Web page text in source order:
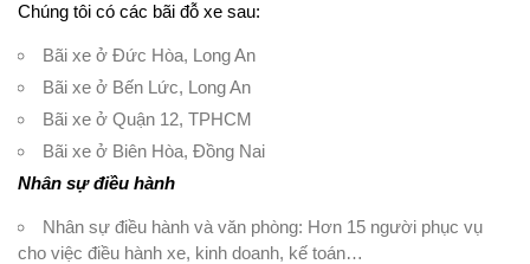
Chúng tôi có các bãi đỗ xe sau:
Bãi xe ở Đức Hòa, Long An
Bãi xe ở Bến Lức, Long An
Bãi xe ở Quận 12, TPHCM
Bãi xe ở Biên Hòa, Đồng Nai
Nhân sự điều hành
Nhân sự điều hành và văn phòng: Hơn 15 người phục vụ
cho việc điều hành xe, kinh doanh, kế toán…